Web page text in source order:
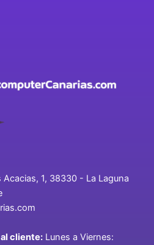
Acacias, 1, 38330 - La Laguna
cliente: Lunes a Viernes: